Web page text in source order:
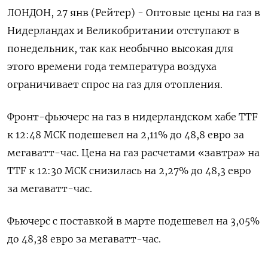
ЛОНДОН, 27 янв (Рейтер) - Оптовые цены на газ в
Нидерландах и Великобритании отступают в
понедельник, так как необычно высокая для
этого времени года температура воздуха
ограничивает спрос на газ для отопления.
Фронт-фьючерс на газ в нидерландском хабе TTF
к 12:48 МСК подешевел на 2,11% до 48,8 евро за
мегаватт-час. Цена на газ расчетами «завтра» на
TTF к 12:30 МСК снизилась на 2,27% до 48,3 евро
за мегаватт-час.
Фьючерс с поставкой в марте подешевел на 3,05%
до 48,38 евро за мегаватт-час.